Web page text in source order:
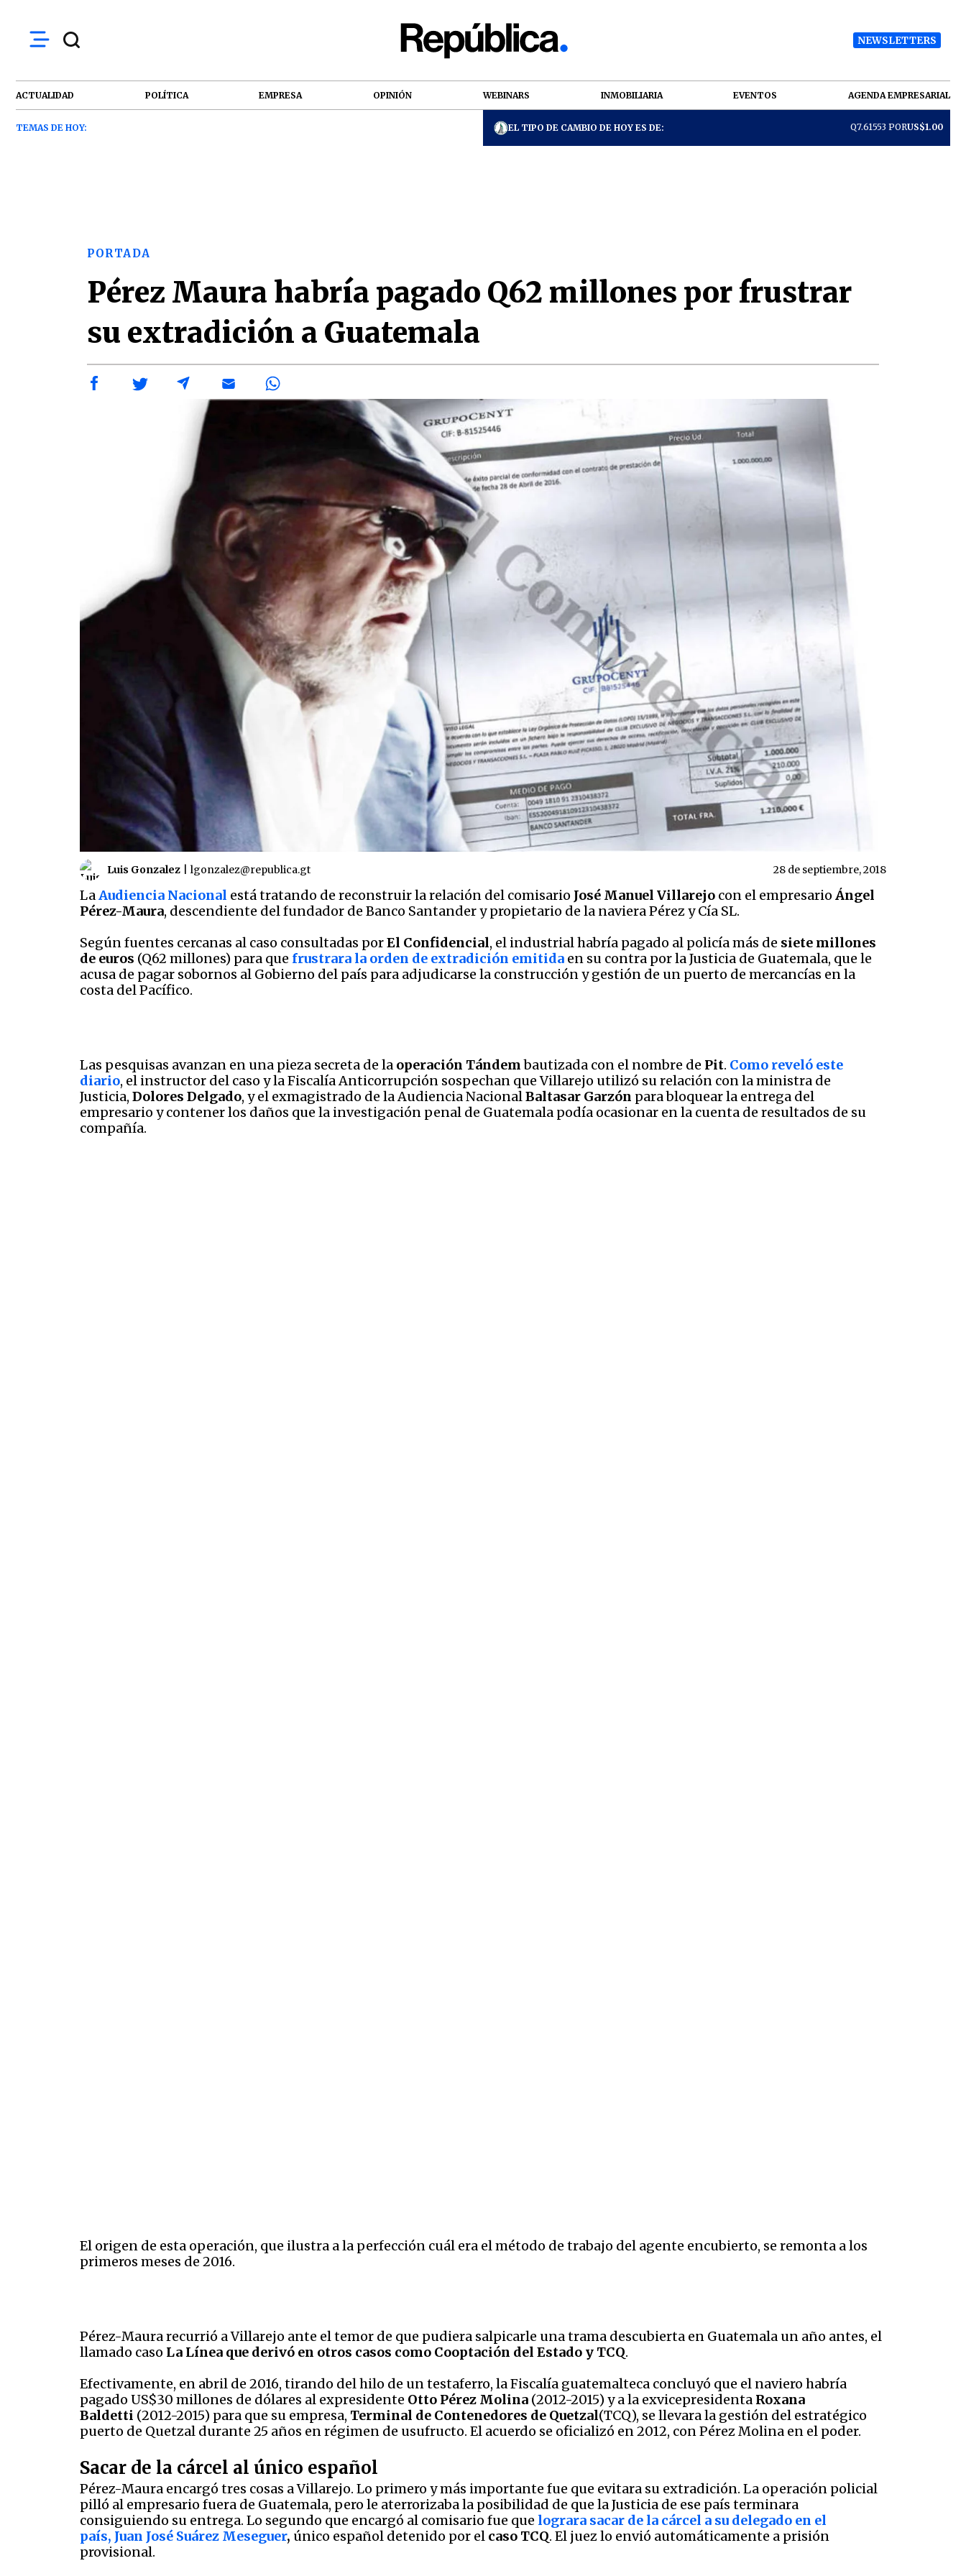
NEWSLETTERS
ACTUALIDAD POLÍTICA EMPRESA OPINIÓN WEBINARS INMOBILIARIA EVENTOS AGENDA EMPRESARIAL
TEMAS DE HOY: EL TIPO DE CAMBIO DE HOY ES DE: Q7.61553 PORUS$1.00
PORTADA
Pérez Maura habría pagado Q62 millones por frustrar
su extradición a Guatemala
Luis Gonzalez lgonzalez@republica.gt 28 de septiembre, 2018
LaAudiencia Nacional está tratando de reconstruir la relación del comisario José Manuel Villarejo con el empresario Ángel
Pérez-Maura, descendiente del fundador de Banco Santander y propietario de la naviera Pérez y Cía SL.
Según fuentes cercanas al caso consultadas porEl Confidencial, el industrial habría pagado al policía más de siete millones
de euros (Q62 millones) para que frustrara la orden de extradición emitida en su contra por la Justicia de Guatemala, que le
acusa de pagar sobornos al Gobierno del país para adjudicarse la construcción y gestión de un puerto de mercancías en la
costa del Pacífico.
Las pesquisas avanzan en una pieza secreta de la operación Tándembautizada con el nombre de Pit. Como reveló este
diario, el instructor del caso y la Fiscalía Anticorrupción sospechan que Villarejo utilizó su relación con la ministra de
Justicia, Dolores Delgado, y el exmagistrado de la Audiencia NacionalBaltasar Garzón para bloquear la entrega del
empresario y contener los daños que la investigación penal de Guatemala podía ocasionar en la cuenta de resultados de su
compañía.
El origen de esta operación, que ilustra a la perfección cuál era el método de trabajo del agente encubierto, se remonta a los
primeros meses de 2016.
Pérez-Maura recurrió a Villarejo ante el temor de que pudiera salpicarle una trama descubierta en Guatemala un año antes, el
llamado caso La Línea que derivó en otros casos como Cooptación del Estado y TCQ.
Efectivamente, en abril de 2016, tirando del hilo de un testaferro, la Fiscalía guatemalteca concluyó que el naviero habría
pagado US$30 millones de dólares al expresidente Otto Pérez Molina (2012-2015) y a la exvicepresidenta Roxana
Baldetti (2012-2015) para que su empresa, Terminal de Contenedores de Quetzal(TCQ), se llevara la gestión del estratégico
puerto de Quetzal durante 25 años en régimen de usufructo. El acuerdo se oficializó en 2012, con Pérez Molina en el poder.
Sacar de la cárcel al único español
Pérez-Maura encargó tres cosas a Villarejo. Lo primero y más importante fue que evitara su extradición. La operación policial
pilló al empresario fuera de Guatemala, pero le aterrorizaba la posibilidad de que la Justicia de ese país terminara
consiguiendo su entrega. Lo segundo que encargó al comisario fue que lograra sacar de la cárcel a su delegado en el
país, Juan José Suárez Meseguer, único español detenido por el caso TCQ. El juez lo envió automáticamente a prisión
provisional.